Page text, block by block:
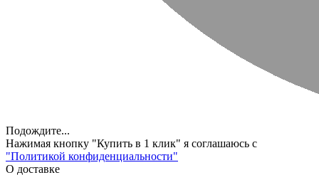
Подождите...
Нажимая кнопку "Купить в 1 клик" я соглашаюсь с
"Политикой конфиденциальности"
О доставке